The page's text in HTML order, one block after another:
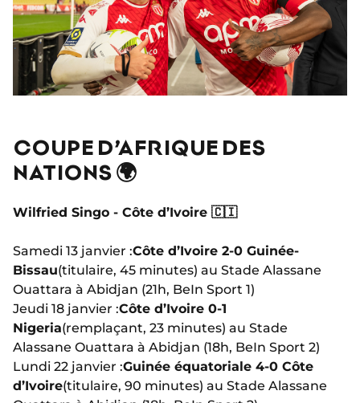
COUPE D’AFRIQUE DES
NATIONS 🌍
Wilfried Singo - Côte d’Ivoire 🇨🇮
Samedi 13 janvier :Côte d’Ivoire 2-0 Guinée-
Bissau(titulaire, 45 minutes) au Stade Alassane
Ouattara à Abidjan (21h, BeIn Sport 1)
Jeudi 18 janvier :Côte d’Ivoire 0-1
Nigeria(remplaçant, 23 minutes) au Stade
Alassane Ouattara à Abidjan (18h, BeIn Sport 2)
Lundi 22 janvier :Guinée équatoriale 4-0 Côte
d’Ivoire(titulaire, 90 minutes) au Stade Alassane